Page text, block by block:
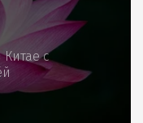
с